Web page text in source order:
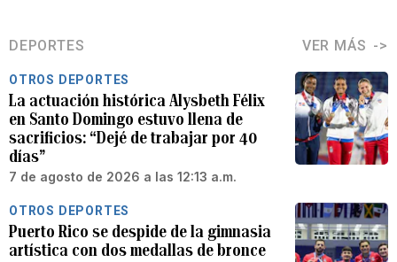
DEPORTES VER MÁS
OTROS DEPORTES
La actuación histórica Alysbeth Félix
en Santo Domingo estuvo llena de
sacrificios: “Dejé de trabajar por 40
días”
7 de agosto de 2026 a las 12:13 a.m.
OTROS DEPORTES
Puerto Rico se despide de la gimnasia
artística con dos medallas de bronce